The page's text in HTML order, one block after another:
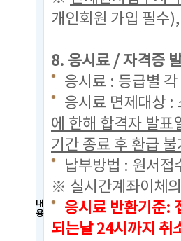
내
용
개인회원 가입 필수
8. 응시료 / 자격증
응시료 : 등급별
응시료 면제대상 :
에 한해 합격자 발표
기간 종료 후 환급
납부방법 : 원서접
※ 실시간계좌이체
응시료 반환기준:
되는날 24시까지 취